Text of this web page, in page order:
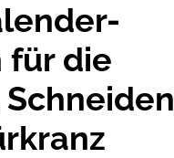
für die